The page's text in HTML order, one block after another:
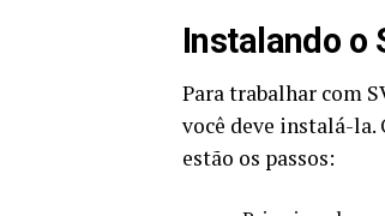
Instalando o
Para trabalhar com
você deve instalá-la.
estão os passos: